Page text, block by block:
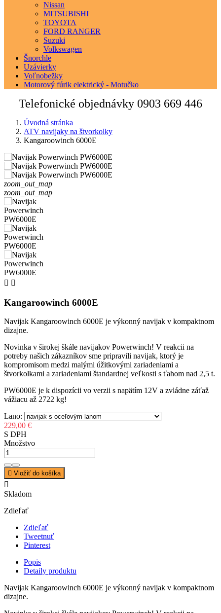
Nissan
MITSUBISHI
TOYOTA
FORD RANGER
Suzuki
Volkswagen
Šnorchle
Uzávierky
Voľnobežky
Motorový fúrik elektrický - Motučko
Telefonické objednávky 0903 669 446
Úvodná stránka
ATV navijaky na štvorkolky
Kangaroowinch 6000E
zoom_out_map
zoom_out_map
 
Kangaroowinch 6000E
Navijak Kangaroowinch 6000E je výkonný navijak v kompaktnom
dizajne.
Novinka v širokej škále navijakov Powerwinch! V reakcii na
potreby našich zákazníkov sme pripravili navijak, ktorý je
kompromisom medzi malými úžitkovými zariadeniami a
štvorkolkami a zariadeniami štandardnej veľkosti s ťahom nad 2,5 t.
PW6000E je k dispozícii vo verzii s napätím 12V a zvládne záťaž
vážiacu až 2722 kg!
Lano:
229,00 €
S DPH
Množstvo
 Vložiť do košíka

Skladom
Zdieľať
Zdieľať
Tweetnuť
Pinterest
Popis
Detaily produktu
Navijak Kangaroowinch 6000E je výkonný navijak v kompaktnom
dizajne.